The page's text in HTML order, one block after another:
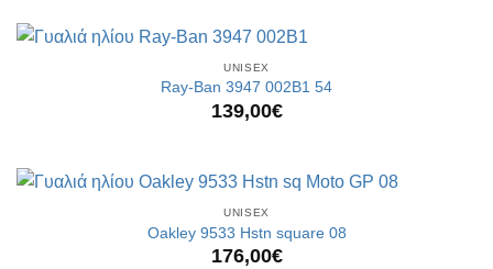
UNISEX
Ray-Ban 3947 002B1 54
139,00€
UNISEX
Oakley 9533 Hstn square 08
176,00€